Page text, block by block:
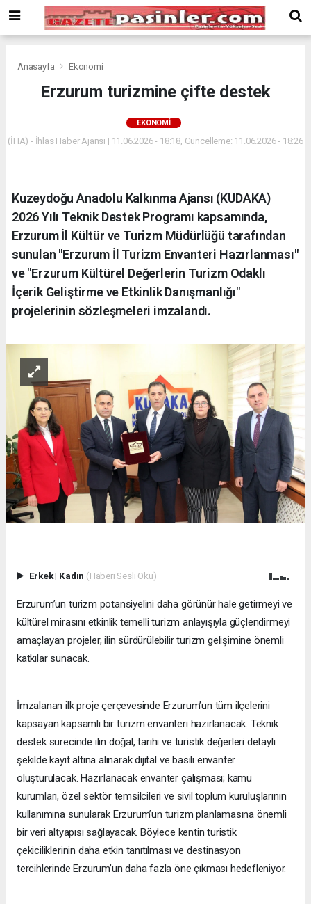
Bonusu
Veren
deneme
bonus
Bonus
Veren
Anasayfa Ekonomi
Erzurum turizmine çifte destek
EKONOMI
(İHA) - İhlas Haber Ajansı | 11.06.2026 - 18:18, Güncelleme: 11.06.2026 - 18:26
Kuzeydoğu Anadolu Kalkınma Ajansı (KUDAKA)
2026 Yılı Teknik Destek Programı kapsamında,
Erzurum İl Kültür ve Turizm Müdürlüğü tarafından
sunulan "Erzurum İl Turizm Envanteri Hazırlanması"
ve "Erzurum Kültürel Değerlerin Turizm Odaklı
İçerik Geliştirme ve Etkinlik Danışmanlığı"
projelerinin sözleşmeleri imzalandı.
Erkek| Kadın (Haberi Sesli Oku)
Erzurum’un turizm potansiyelini daha görünür hale getirmeyi ve
kültürel mirasını etkinlik temelli turizm anlayışıyla güçlendirmeyi
amaçlayan projeler, ilin sürdürülebilir turizm gelişimine önemli
katkılar sunacak.
İmzalanan ilk proje çerçevesinde Erzurum’un tüm ilçelerini
kapsayan kapsamlı bir turizm envanteri hazırlanacak. Teknik
destek sürecinde ilin doğal, tarihi ve turistik değerleri detaylı
şekilde kayıt altına alınarak dijital ve basılı envanter
oluşturulacak. Hazırlanacak envanter çalışması; kamu
kurumları, özel sektör temsilcileri ve sivil toplum kuruluşlarının
kullanımına sunularak Erzurum’un turizm planlamasına önemli
bir veri altyapısı sağlayacak. Böylece kentin turistik
çekiciliklerinin daha etkin tanıtılması ve destinasyon
tercihlerinde Erzurum’un daha fazla öne çıkması hedefleniyor.